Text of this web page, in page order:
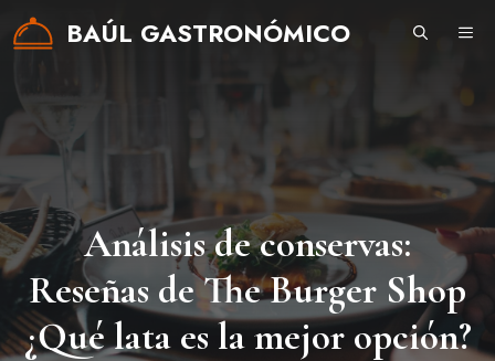
Saltar
BAÚL GASTRONÓMICO
Análisis de conservas:
Reseñas de The Burger Shop
¿Qué lata es la mejor opción?